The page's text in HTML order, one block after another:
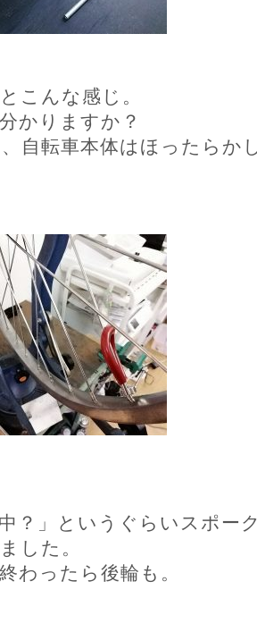
こんな感じ。
かりますか？
自転車本体はほったらか
中？」というぐらいスポー
した。
わったら後輪も。